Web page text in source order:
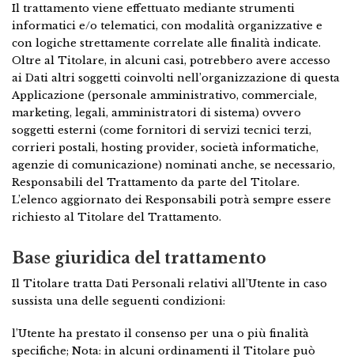
Il trattamento viene effettuato mediante strumenti
informatici e/o telematici, con modalità organizzative e
con logiche strettamente correlate alle finalità indicate.
Oltre al Titolare, in alcuni casi, potrebbero avere accesso
ai Dati altri soggetti coinvolti nell’organizzazione di questa
Applicazione (personale amministrativo, commerciale,
marketing, legali, amministratori di sistema) ovvero
soggetti esterni (come fornitori di servizi tecnici terzi,
corrieri postali, hosting provider, società informatiche,
agenzie di comunicazione) nominati anche, se necessario,
Responsabili del Trattamento da parte del Titolare.
L’elenco aggiornato dei Responsabili potrà sempre essere
richiesto al Titolare del Trattamento.
Base giuridica del trattamento
Il Titolare tratta Dati Personali relativi all’Utente in caso
sussista una delle seguenti condizioni:
l’Utente ha prestato il consenso per una o più finalità
specifiche; Nota: in alcuni ordinamenti il Titolare può